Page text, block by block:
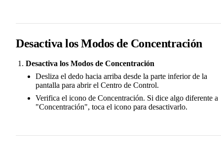
Desactiva los Modos de Concentración
Desactiva los Modos de Concentración
Desliza el dedo hacia arriba desde la parte inferior de la
pantalla para abrir el Centro de Control.
Verifica el icono de Concentración. Si dice algo diferente a
"Concentración", toca el icono para desactivarlo.